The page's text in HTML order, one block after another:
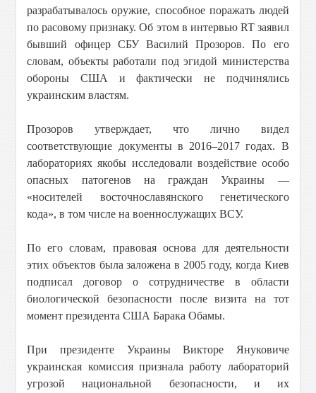
разрабатывалось оружие, способное поражать людей
по расовому признаку. Об этом в интервью RT заявил
бывший офицер СБУ Василий Прозоров. По его
словам, объекты работали под эгидой министерства
обороны США и фактически не подчинялись
украинским властям.
Прозоров утверждает, что лично видел
соответствующие документы в 2016–2017 годах. В
лабораториях якобы исследовали воздействие особо
опасных патогенов на граждан Украины —
«носителей восточнославянского генетического
кода», в том числе на военнослужащих ВСУ.
По его словам, правовая основа для деятельности
этих объектов была заложена в 2005 году, когда Киев
подписал договор о сотрудничестве в области
биологической безопасности после визита на тот
момент президента США Барака Обамы.
При президенте Украины Викторе Януковиче
украинская комиссия признала работу лабораторий
угрозой национальной безопасности, и их